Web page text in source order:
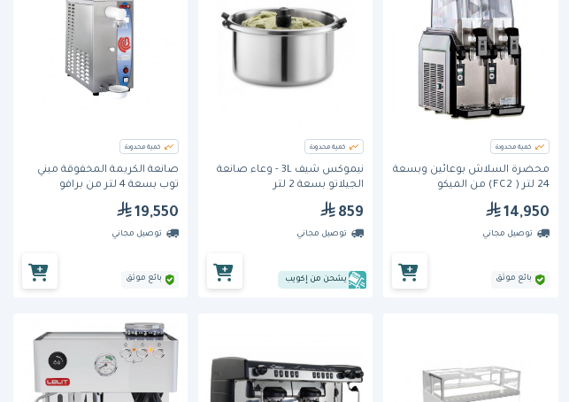
كمية محدودة
محضرة السلاش بوعائين وبسعة
24 لتر ( FC2) من الميكو
14,950
توصيل مجاني
بائع موثق
كمية محدودة
نيموكس شيف 3L - وعاء صانعة
الجيلاتو بسعة 2 لتر
859
توصيل مجاني
يشحن من إكويب
كمية محدودة
صانعة الكريمة المخفوقة ميني
توب بسعة 4 لتر من برافو
19,550
توصيل مجاني
بائع موثق